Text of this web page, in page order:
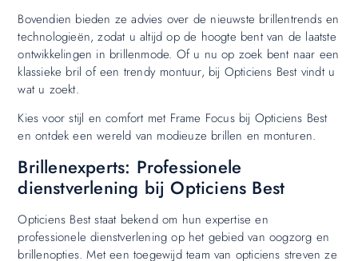
Bovendien bieden ze advies over de nieuwste brillentrends en
technologieën, zodat u altijd op de hoogte bent van de laatste
ontwikkelingen in brillenmode. Of u nu op zoek bent naar een
klassieke bril of een trendy montuur, bij Opticiens Best vindt u
wat u zoekt.
Kies voor stijl en comfort met Frame Focus bij Opticiens Best
en ontdek een wereld van modieuze brillen en monturen.
Brillenexperts: Professionele
dienstverlening bij Opticiens Best
Opticiens Best staat bekend om hun expertise en
professionele dienstverlening op het gebied van oogzorg en
brillenopties. Met een toegewijd team van opticiens streven ze